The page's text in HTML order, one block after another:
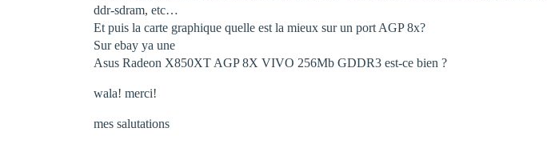
ddr-sdram, etc…
Et puis la carte graphique quelle est la mieux sur un port AGP 8x?
Sur ebay ya une
Asus Radeon X850XT AGP 8X VIVO 256Mb GDDR3 est-ce bien ?
wala! merci!
mes salutations